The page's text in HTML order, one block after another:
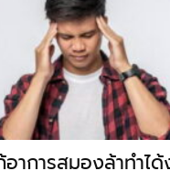
าการสมองล้าทำไ